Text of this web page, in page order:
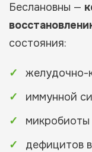
Беслановны —
состояния:
желудочно-
иммунной
микробиоты
дефицитов